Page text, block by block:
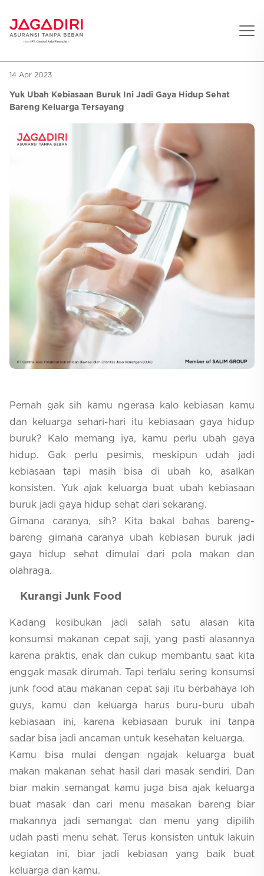
Beranda
Asuransi Pribadi
Jiwa
Asuransi Ramean
Jaga Konser
Asuransi Kesehatan
14 Apr 2023
Yuk Ubah Kebiasaan Buruk Ini Jadi Gaya Hidup Sehat
Bareng Keluarga Tersayang
Pernah gak sih kamu ngerasa kalo kebiasan kamu
dan keluarga sehari-hari itu kebiasaan gaya hidup
buruk? Kalo memang iya, kamu perlu ubah gaya
hidup. Gak perlu pesimis, meskipun udah jadi
kebiasaan tapi masih bisa di ubah ko, asalkan
konsisten. Yuk ajak keluarga buat ubah kebiasaan
buruk jadi gaya hidup sehat dari sekarang.
Gimana caranya, sih? Kita bakal bahas bareng-
bareng gimana caranya ubah kebiasan buruk jadi
gaya hidup sehat dimulai dari pola makan dan
olahraga.
Kurangi Junk Food
Kadang kesibukan jadi salah satu alasan kita
konsumsi makanan cepat saji, yang pasti alasannya
karena praktis, enak dan cukup membantu saat kita
enggak masak dirumah. Tapi terlalu sering konsumsi
junk food atau makanan cepat saji itu berbahaya loh
guys, kamu dan keluarga harus buru-buru ubah
kebiasaan ini, karena kebiasaan buruk ini tanpa
sadar bisa jadi ancaman untuk kesehatan keluarga.
Kamu bisa mulai dengan ngajak keluarga buat
makan makanan sehat hasil dari masak sendiri. Dan
biar makin semangat kamu juga bisa ajak keluarga
buat masak dan cari menu masakan bareng biar
makannya jadi semangat dan menu yang dipilih
udah pasti menu sehat. Terus konsisten untuk lakuin
kegiatan ini, biar jadi kebiasan yang baik buat
keluarga dan kamu.